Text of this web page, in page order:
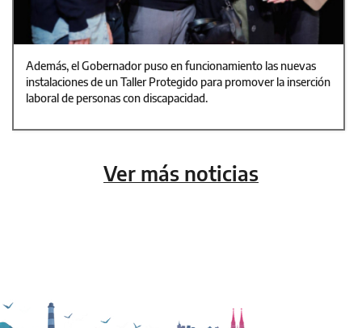
Además, el Gobernador puso en funcionamiento las nuevas
instalaciones de un Taller Protegido para promover la inserción
laboral de personas con discapacidad.
Ver más noticias